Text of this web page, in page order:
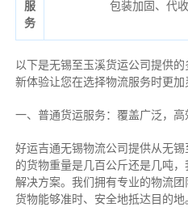
服
务
包装加固、代
以下是无锡至玉溪货运公司提供
新体验让您在选择物流服务时更加
一、普通货运服务：覆盖广泛，高
好运吉通无锡物流公司提供从无
的货物重量是几百公斤还是几吨
解决方案。我们拥有专业的物流
货物能够准时、安全地抵达目的地